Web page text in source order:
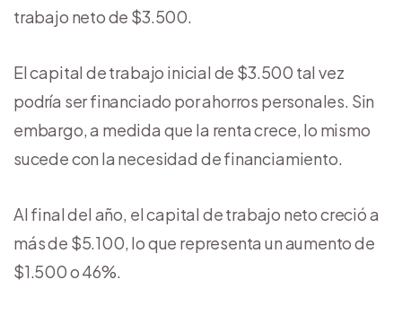
trabajo neto de $3.500.
El capital de trabajo inicial de $3.500 tal vez
podría ser financiado por ahorros personales. Sin
embargo, a medida que la renta crece, lo mismo
sucede con la necesidad de financiamiento.
Al final del año, el capital de trabajo neto creció a
más de $5.100, lo que representa un aumento de
$1.500 o 46%.